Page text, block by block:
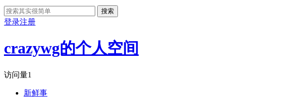
搜索
登录注册
crazywg的个人空间
访问量1
新鲜事